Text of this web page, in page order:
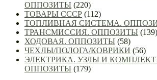
ОППОЗИТЫ (220)
ТОВАРЫ СССР (112)
ТОПЛИВНАЯ СИСТЕМА.
ТРАНСМИССИЯ. ОППОЗИТЫ (139)
ХОДОВАЯ. ОППОЗИТЫ (58)
ЧЕХЛЫ/ПОЛОГА/КОВРИКИ (56)
ЭЛЕКТРИКА. УЗЛЫ И
ОППОЗИТЫ (179)